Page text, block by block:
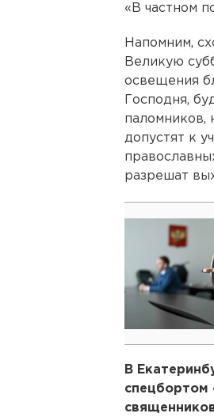
«В частном
Напомним,
Великую
освещения
Господня,
паломников,
допустят к
разрешат
В
спецбортом